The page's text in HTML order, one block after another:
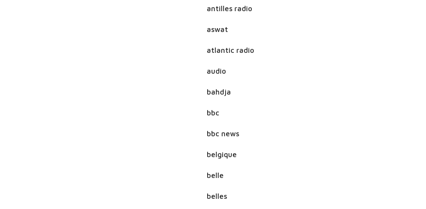
antilles radio
aswat
atlantic radio
audio
bahdja
bbc
bbc news
belgique
belle
belles